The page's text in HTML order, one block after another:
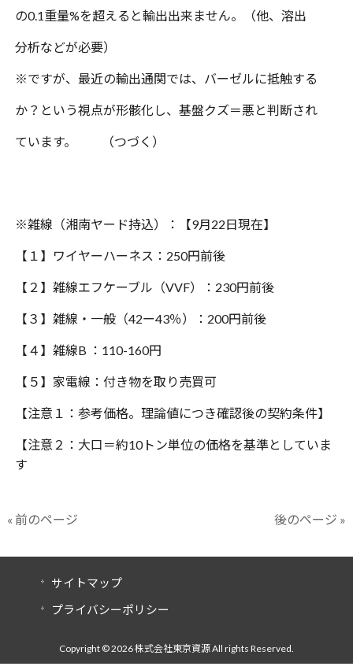
の0.1重量%を超えると輸出出来ません。（他、溶出
分析などが必要）
※ですが、最近の輸出通関では、バーゼルに抵触する
か？という視点が形骸化し、基盤クズ＝悪と判断され
ています。 （つづく）
※雑線（湘南ヤード持込）：【9月22日現在】
【１】ワイヤーハーネス：250円前後
【２】雑線エフケーブル（VVF）：230円前後
【３】雑線・一般（42ー43％）：200円前後
【４】雑線B ：110-160円
【５】家電線：付き物を取り売買可
【注意１：参考価格。理論値につき確認後の契約条件】
【注意２：大口＝約10トン単位の価格を基準としていま
す
« 前のページ 後のページ »
サイトマップ
プライバシーポリシー
Copyright © 2026 株式会社東京資源 All rights Reserved.